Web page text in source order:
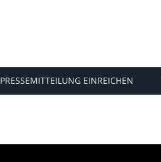
PRESSEMITTEILUNG EINREICHEN